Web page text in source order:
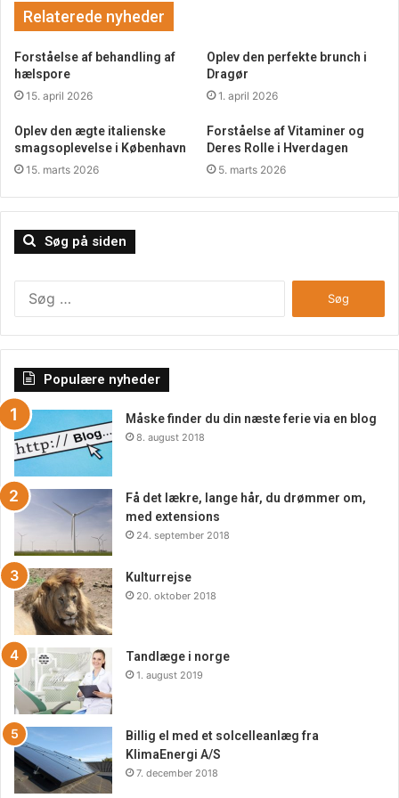
betragtes som sikker, er der potentielle bivirkninger og
komplikationer forbundet med enhver medicinsk
behandling. Nogle mennesker kan opleve blå mærker,
hævelse eller smerter efter behandlingen.
Ikke egnet til alle– Fedtfrysning er ikke egnet til alle. Det
kan være ineffektivt eller endda skadeligt for folk med
visse medicinske tilstande eller hudforhold. Det er vigtigt
at konsultere en læge eller en certificeret
behandling for dig.
Hvordan fungerer fedtfrysning?
Fedtfrysning fungerer ved at udsætte fedtceller for
ekstrem kulde, hvilket får dem til at dø og blive elimineret
fra kroppen naturligt over tid. Denne proces kaldes
Relaterede nyheder
Forståelse af behandling af
hælspore
15. april 2026
Oplev den perfekte brunch i
Dragør
1. april 2026
Oplev den ægte italienske
smagsoplevelse i København
15. marts 2026
Forståelse af Vitaminer og
Deres Rolle i Hverdagen
5. marts 2026
Søg på siden
Populære nyheder
Måske finder du din næste ferie via en blog
8. august 2018
Få det lækre, lange hår, du drømmer om,
med extensions
24. september 2018
Kulturrejse
20. oktober 2018
Tandlæge i norge
1. august 2019
Billig el med et solcelleanlæg fra
KlimaEnergi A/S
7. december 2018